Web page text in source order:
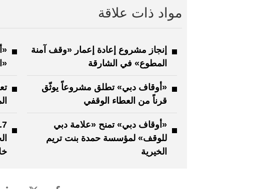
مواد ذات علاقة
إنجاز مشروع إعادة إعمار «وقف آمنة
المطوع» في الشارقة
«أوقاف دبي» تطلق مشروعاً يوثّق
قرناً من العطاء الوقفي
«أوقاف دبي» تمنح «علامة دبي
للوقف» لمؤسسة حمدة بنت تريم
الخيرية